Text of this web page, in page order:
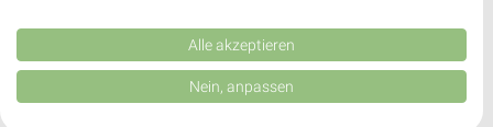
Kombinationen von Daten aus verschiedenen Quellen. Entwicklung und
Verbesserung der Angebote. Verwendung reduzierter Daten zur Auswahl
von Inhalten.
Daten können außerhalb der Europäischen Union weitergegeben und in die
Alle akzeptieren
Nein, anpassen